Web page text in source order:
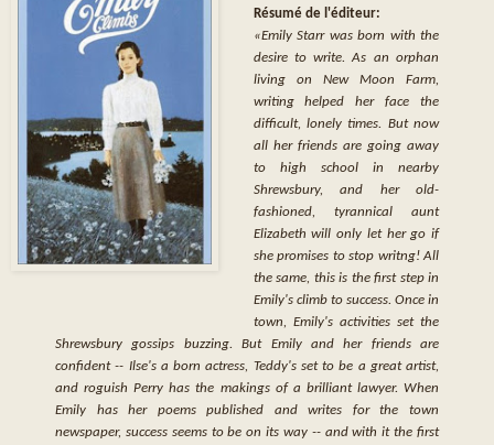
Résumé de l'éditeur:
«Emily Starr was born with the
desire to write. As an orphan
living on New Moon Farm,
writing helped her face the
difficult, lonely times. But now
all her friends are going away
to high school in nearby
Shrewsbury, and her old-
fashioned, tyrannical aunt
Elizabeth will only let her go if
she promises to stop writng! All
the same, this is the first step in
Emily's climb to success. Once in
town, Emily's activities set the
Shrewsbury gossips buzzing. But Emily and her friends are
confident -- Ilse's a born actress, Teddy's set to be a great artist,
and roguish Perry has the makings of a brilliant lawyer. When
Emily has her poems published and writes for the town
newspaper, success seems to be on its way -- and with it the first